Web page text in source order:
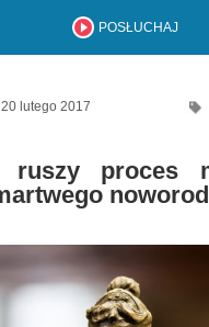
POSŁUCHAJ
lutego 2017
ruszy proces